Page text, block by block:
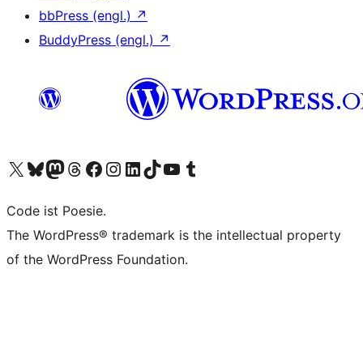
bbPress (engl.) ↗
BuddyPress (engl.) ↗
Unser X-Konto (früher Twitter) besuchen
Unser Bluesky-Konto besuchen
Unser Mastodon-Konto besuchen
Unser Threads-Konto besuchen
Unsere Facebook-Seite besuchen
Unser Instagram-Konto besuchen
Unser LinkedIn-Konto besuchen
Unser TikTok-Konto besuchen
Unseren YouTube-Kanal besuchen
Unser Tumblr-Konto besuchen
Code ist Poesie.
The WordPress® trademark is the intellectual property
of the WordPress Foundation.